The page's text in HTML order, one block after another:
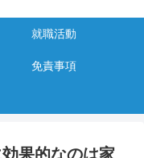
就職活動
免責事項
果的なのは家